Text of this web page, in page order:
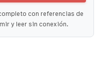
con referencias de
y leer sin conexión.